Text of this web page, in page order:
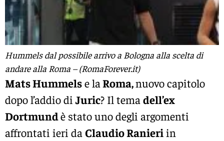
Hummels dal possibile arrivo a Bologna alla scelta di
andare alla Roma – (RomaForever.it)
Mats Hummelse laRoma,nuovo capitolo
dopo l’addio di Juric? Il tema dell’ex
Dortmundè stato uno degli argomenti
affrontati ieri da Claudio Ranieriin